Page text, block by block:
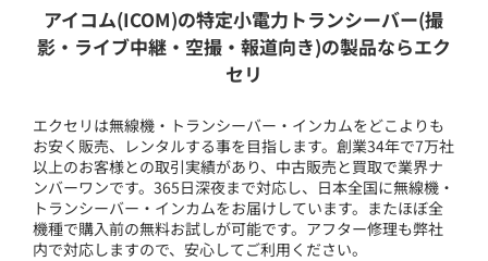
アイコム(ICOM)の特定小電力トランシーバー(撮
影・ライブ中継・空撮・報道向き)の製品ならエク
セリ
エクセリは無線機・トランシーバー・インカムをどこよりも
お安く販売、レンタルする事を目指します。創業34年で7万社
以上のお客様との取引実績があり、中古販売と買取で業界ナ
ンバーワンです。365日深夜まで対応し、日本全国に無線機・
トランシーバー・インカムをお届けしています。またほぼ全
機種で購入前の無料お試しが可能です。アフター修理も弊社
内で対応しますので、安心してご利用ください。